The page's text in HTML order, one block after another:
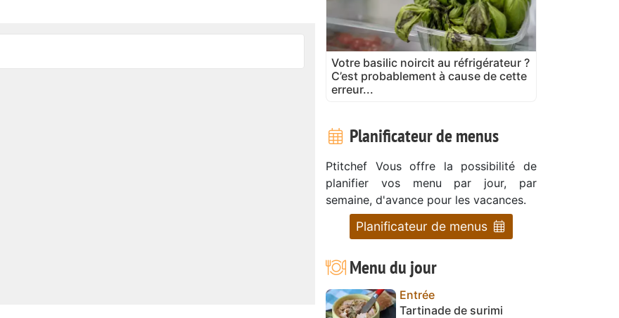
Votre basilic noircit au réfrigérateur ?
C’est probablement à cause de cette
erreur...
Planificateur de menus
Ptitchef Vous offre la possibilité de
planifier vos menu par jour, par
semaine, d'avance pour les vacances.
Planificateur de menus
Menu du jour
Entrée
Tartinade de surimi